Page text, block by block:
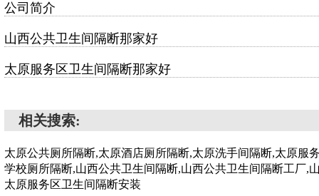
公司简介
山西公共卫生间隔断那家好
太原服务区卫生间隔断那家好
相关搜索:
太原公共厕所隔断,太原酒店厕所隔断,太原洗手间隔断,太原服
学校厕所隔断,山西公共卫生间隔断,山西公共卫生间隔断工厂,
太原服务区卫生间隔断安装